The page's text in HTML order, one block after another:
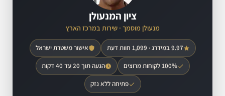
ציון המנעולן
מנעולן מוסמך · שירות במרכז הארץ
9.97 במידרג · 1,099 חוות דעת אישור משטרת ישראל
100% לקוחות מרוצים הגעה תוך 20 עד 40 דקות
פתיחה ללא נזק